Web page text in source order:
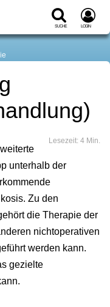
Suche Login
Lesezeit: 4 Min.
unterhalb der
Zu den
die Therapie der
nichtoperativen
werden kann.
gezielte